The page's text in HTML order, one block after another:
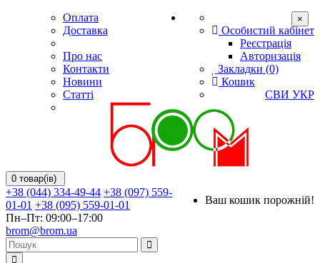
Оплата
Доставка
Про нас
Контакти
Новини
Статті
Особистий кабінет
Реєстрація
Авторизація
Закладки (0)
Кошик
СВИ УКР
0 товар(ів)
Ваш кошик порожній!
+38 (044) 334-49-44 +38 (097) 559-
01-01 +38 (095) 559-01-01
Пн–Пт: 09:00–17:00
brom@brom.ua
×